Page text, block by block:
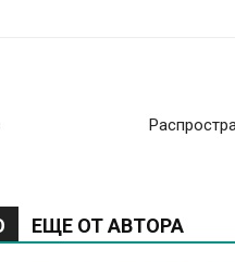
ЕЩЕ ОТ АВТОРА